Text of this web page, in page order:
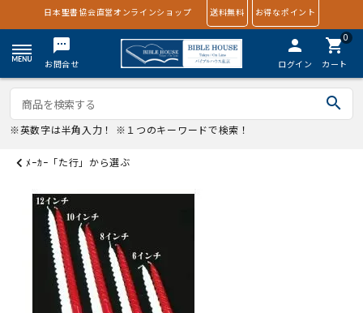
日本聖書協会直営オンラインショップ 送料無料 お得なポイント
textsms
お問合せ
person
ログイン
0
shopping_cart
カート
search
※英数字は半角入力！ ※１つのキーワードで検索！
ﾒｰｶｰ「た行」から選ぶ